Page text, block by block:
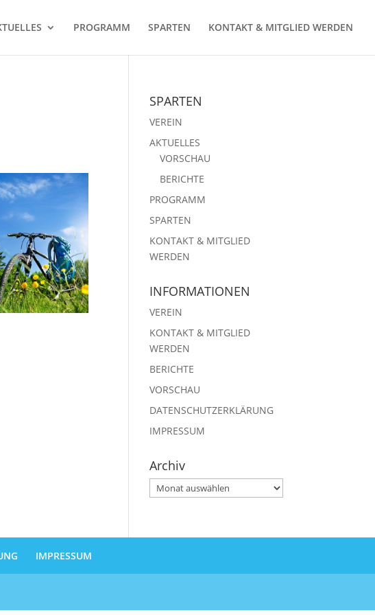
PROGRAMM SPARTEN KONTAKT & MITGLIED WERDEN
SPARTEN
VEREIN
AKTUELLES
VORSCHAU
BERICHTE
PROGRAMM
SPARTEN
KONTAKT & MITGLIED
WERDEN
INFORMATIONEN
VEREIN
KONTAKT & MITGLIED
WERDEN
BERICHTE
VORSCHAU
DATENSCHUTZERKLÄRUNG
IMPRESSUM
Archiv
Archiv
IMPRESSUM